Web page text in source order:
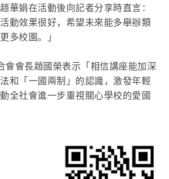
華娟在活動後向記者分享時直言：
動效果很好，希望未來能多舉辦類
多校園。」
會會長趙國榮表示「相信講座能加深
和「一國兩制」的認識，激發年輕
全社會進一步重視關心學校的愛國